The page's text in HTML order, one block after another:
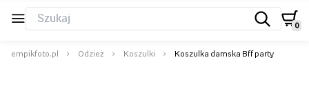
0
empikfoto.pl Odzież Koszulki Koszulka damska Bff party